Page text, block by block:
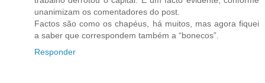
unanimizam os comentadores do post.
Factos são como os chapéus, há muitos, mas agora fiquei
a saber que correspondem também a “bonecos”.
Responder